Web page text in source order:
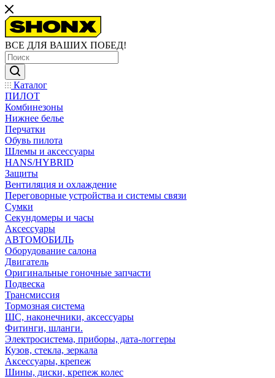
ВСЕ ДЛЯ ВАШИХ ПОБЕД!
Каталог
ПИЛОТ
Комбинезоны
Нижнее белье
Перчатки
Обувь пилота
Шлемы и аксессуары
HANS/HYBRID
Защиты
Вентиляция и охлаждение
Переговорные устройства и системы связи
Сумки
Секундомеры и часы
Аксессуары
АВТОМОБИЛЬ
Оборудование салона
Двигатель
Оригинальные гоночные запчасти
Подвеска
Трансмиссия
Тормозная система
ШС, наконечники, аксессуары
Фитинги, шланги.
Электросистема, приборы, дата-логгеры
Кузов, стекла, зеркала
Аксессуары, крепеж
Шины, диски, крепеж колес